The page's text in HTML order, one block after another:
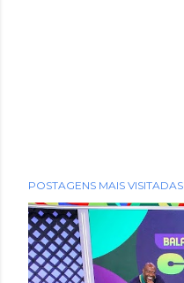
POSTAGENS MAIS VISITADAS